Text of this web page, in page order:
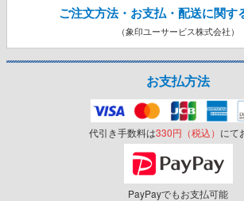
ご注文方法・お支払・配送に関す
（象印ユーサービス株式会社）
お支払方法
代引き手数料は330円（税込） にて
PayPayでもお支払可能